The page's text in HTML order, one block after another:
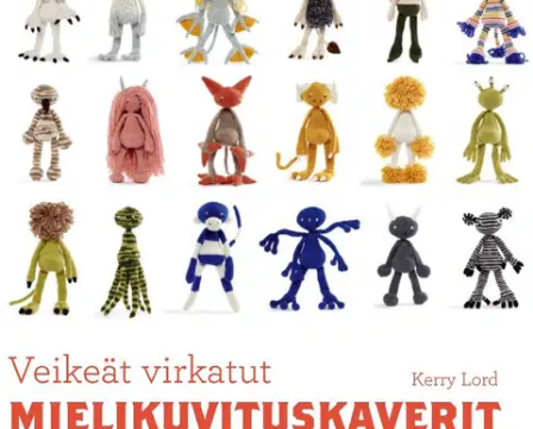
Ei saatavilla
Tuotekuvaus
Virkattuja pehmoja oman mielikuvituksen uumenista. Oletko
koskaan kuvitellut, miltä kotipuutarhasi perukoilla piileksivä otus tai
pyykinpesukoneessasi asustava sukkamonsteri näyttävät? Tästä
kirjasta löytyy malli, joka luultavasti osuu aika lähelle, kuvitteletpa
mitä tahansa. Mukana on lähes rajaton määrä ohjeita virkattuihin
mielikuvitushahmoihin.Osa kirjan sivuista on leikattu kolmeen
päästä, keskiosasta ja jaloista - erilaisia kokonaisuuksia. Mallit
jakautuvat taitotasoihin, mutta ne kaikki toteutetaan perussilmukoilla
ja -tekniikoilla. Niihin annetaan selkeät ohjeet, joten kirja sopii myös
aloitteleville virkkaajille.